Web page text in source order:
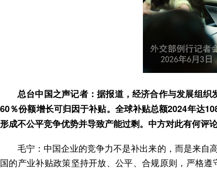
总台中国之声记者：据报道，经济合作与发展组
60％份额增长可归因于补贴。全球补贴总额2024年达
形成不公平竞争优势并导致产能过剩。中方对此有何评
毛宁：中国企业的竞争力不是补出来的，而是来自
国的产业补贴政策坚持开放、公平、合规原则，严格